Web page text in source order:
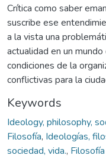
Crítica como saber
suscribe ese
a la vista una
actualidad en un
condiciones de la
conflictivas para la
Keywords
Ideology, philosophy,
Filosofía, Ideologías,
sociedad, vida., Filosofía